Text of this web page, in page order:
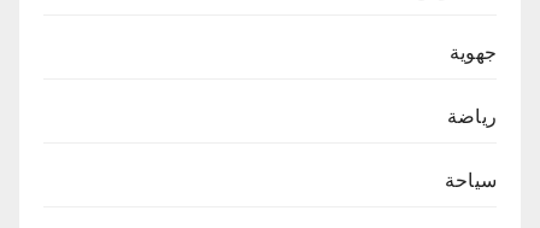
جهوية
رياضة
سياحة